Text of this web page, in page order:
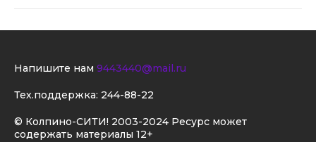
© Колпино-СИТИ! 2003-2024 Ресурс может
содержать материалы 12+
Напишите нам 9443440@mail.ru
Тех.поддержка: 244-88-22